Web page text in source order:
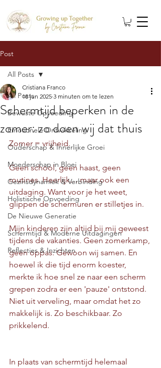
Post
All Posts
Bewuste Opvoeding
Emotionele Ontwikkeling
Ouderschap & Innerlijke Groei
Moederschap in Bloei
Gezinsdynamiek & Verbinding
Holistische Opvoeding
De Nieuwe Generatie
Schermtijd & Moderne Uitdagingen
Reflecties & Inzichten
All Posts
Schermtijd beperken in de
zomer: zo doen wij dat thuis
Cristiana Franco
18 jun 2025 3 minuten om te lezen
Zomer = vrijheid.
Geen school, geen haast, geen
routines. Heerlijk… maar ook een
uitdaging. Want voor je het weet,
glippen de schermuren er stilletjes in.
Mijn kinderen zijn altijd bij mij geweest
tijdens de vakanties. Geen zomerkamp,
geen oppas. Gewoon wij samen. En
hoewel ik die tijd enorm koester,
merkte ik hoe snel ze naar een scherm
grepen zodra er een 'pauze' ontstond.
Niet uit verveling, maar omdat het zo
makkelijk is. Zo beschikbaar. Zo
prikkelend.
In plaats van schermtijd helemaal